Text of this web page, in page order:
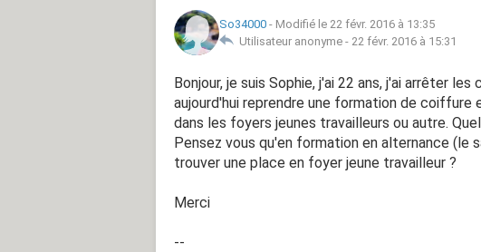
So34000 - Modifié le 22 févr. 2016 à 13:35
Utilisateur anonyme - 22 févr. 2016 à 15:31
Bonjour, je suis Sophie, j'ai 22 ans, j'ai arrêter
aujourd'hui reprendre une formation de
dans les foyers jeunes travailleurs ou autre.
Pensez vous qu'en formation en alternance (le
trouver une place en foyer jeune travailleur ?
Merci
--